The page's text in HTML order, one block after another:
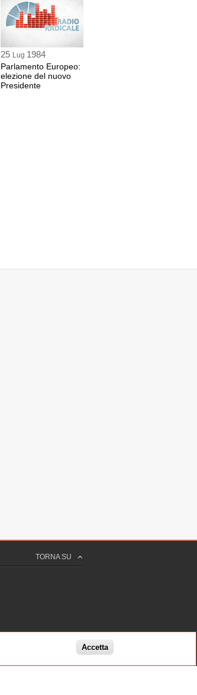
25 Lug 1984
Parlamento Europeo:
elezione del nuovo
Presidente
TORNA SU
Accetta